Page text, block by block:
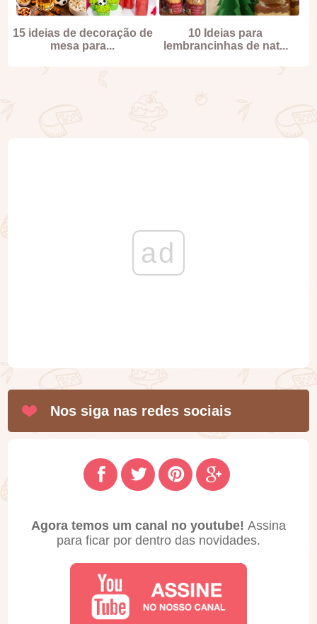
15 ideias de decoração de
mesa para...
10 Ideias para
lembrancinhas de nat...
ad
Nos siga nas redes sociais
Agora temos um canal no youtube! Assina
para ficar por dentro das novidades.